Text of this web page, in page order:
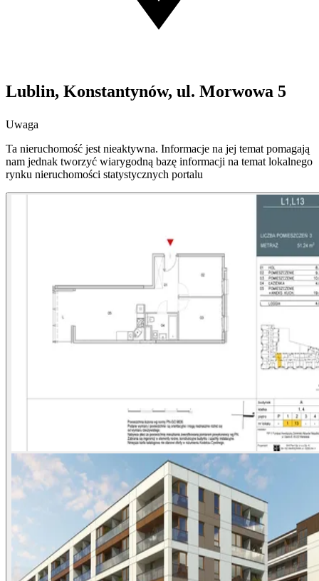
Lublin, Konstantynów, ul. Morwowa 5
Uwaga
Ta nieruchomość jest nieaktywna. Informacje na jej temat pomagają
nam jednak tworzyć wiarygodną bazę informacji na temat lokalnego
rynku nieruchomości statystycznych portalu